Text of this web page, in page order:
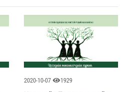
2020-10-07 1929